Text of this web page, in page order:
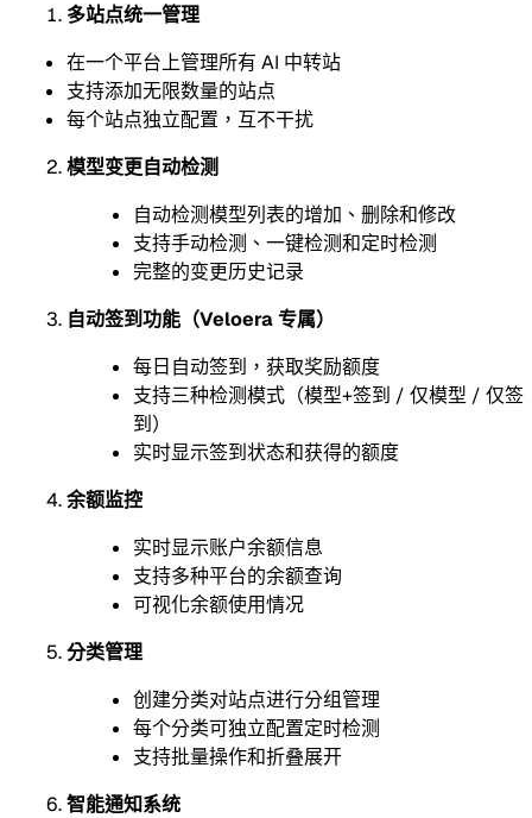
多站点统一管理
在一个平台上管理所有 AI 中转站
支持添加无限数量的站点
每个站点独立配置，互不干扰
模型变更自动检测
自动检测模型列表的增加、删除和修改
支持手动检测、一键检测和定时检测
完整的变更历史记录
自动签到功能（Veloera 专属）
每日自动签到，获取奖励额度
支持三种检测模式（模型+签到 / 仅模型 / 仅签
到）
实时显示签到状态和获得的额度
余额监控
实时显示账户余额信息
支持多种平台的余额查询
可视化余额使用情况
分类管理
创建分类对站点进行分组管理
每个分类可独立配置定时检测
支持批量操作和折叠展开
智能通知系统